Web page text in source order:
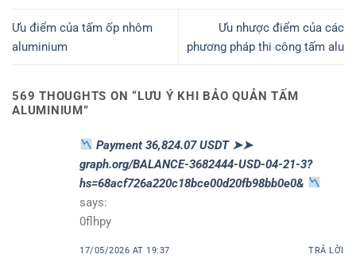
Ưu điểm của tấm ốp nhôm
aluminium
Ưu nhược điểm của các
phương pháp thi công tấm alu
569 THOUGHTS ON “LƯU Ý KHI BẢO QUẢN TẤM
ALUMINIUM”
Payment 36,824.07 USDT ➤➤
graph.org/BALANCE-3682444-USD-04-21-3?
hs=68acf726a220c18bce00d20fb98bb0e0&
says:
0flhpy
17/05/2026 AT 19:37 TRẢ LỜI